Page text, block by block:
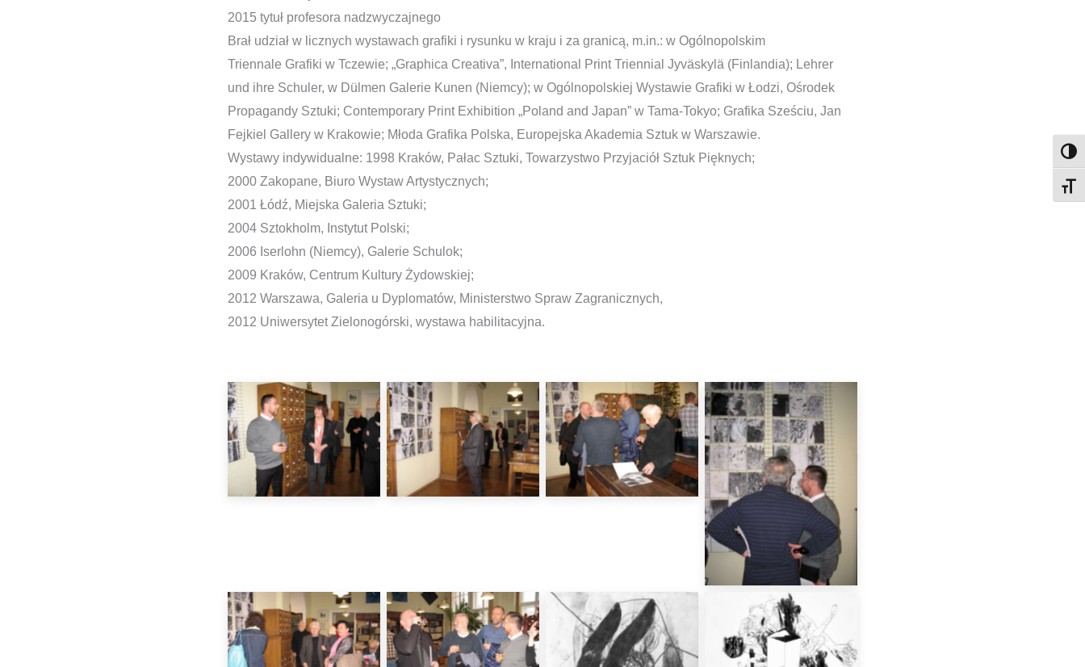
2015 tytuł profesora nadzwyczajnego
Brał udział w licznych wystawach grafiki i rysunku w kraju i za granicą, m.in.: w Ogólnopolskim
Triennale Grafiki w Tczewie; „Graphica Creativa”, International Print Triennial Jyväskylä (Finlandia); Lehrer
und ihre Schuler, w Dülmen Galerie Kunen (Niemcy); w Ogólnopolskiej Wystawie Grafiki w Łodzi, Ośrodek
Propagandy Sztuki; Contemporary Print Exhibition „Poland and Japan” w Tama-Tokyo; Grafika Sześciu, Jan
Fejkiel Gallery w Krakowie; Młoda Grafika Polska, Europejska Akademia Sztuk w Warszawie.
Wystawy indywidualne: 1998 Kraków, Pałac Sztuki, Towarzystwo Przyjaciół Sztuk Pięknych;
2000 Zakopane, Biuro Wystaw Artystycznych;
2001 Łódź, Miejska Galeria Sztuki;
2004 Sztokholm, Instytut Polski;
2006 Iserlohn (Niemcy), Galerie Schulok;
2009 Kraków, Centrum Kultury Żydowskiej;
2012 Warszawa, Galeria u Dyplomatów, Ministerstwo Spraw Zagranicznych,
2012 Uniwersytet Zielonogórski, wystawa habilitacyjna.